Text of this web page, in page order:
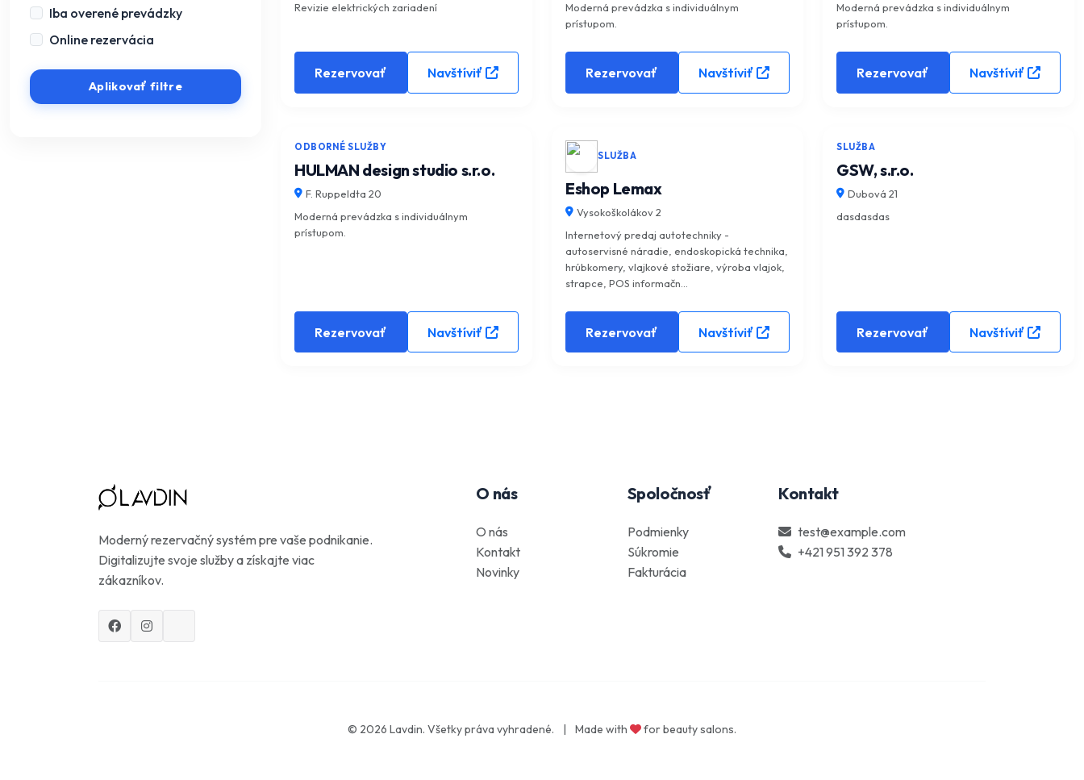
Iba overené prevádzky
Online rezervácia
Aplikovať filtre
Revizie elektrických zariadení
Rezervovať Navštíviť
Moderná prevádzka s individuálnym
prístupom.
Rezervovať Navštíviť
Moderná prevádzka s individuálnym
prístupom.
Rezervovať Navštíviť
ODBORNÉ SLUŽBY
HULMAN design studio s.r.o.
F. Ruppeldta 20
Moderná prevádzka s individuálnym
prístupom.
Rezervovať Navštíviť
SLUŽBA
Eshop Lemax
Vysokoškolákov 2
Internetový predaj autotechniky -
autoservisné náradie, endoskopická technika,
hrúbkomery, vlajkové stožiare, výroba vlajok,
strapce, POS informačn...
Rezervovať Navštíviť
SLUŽBA
GSW, s.r.o.
Dubová 21
dasdasdas
Rezervovať Navštíviť
Moderný rezervačný systém pre vaše podnikanie.
Digitalizujte svoje služby a získajte viac
zákazníkov.
O nás
O nás
Kontakt
Novinky
Spoločnosť
Podmienky
Súkromie
Fakturácia
Kontakt
test@example.com
+421 951 392 378
© 2026 Lavdin. Všetky práva vyhradené. | Made with for beauty salons.